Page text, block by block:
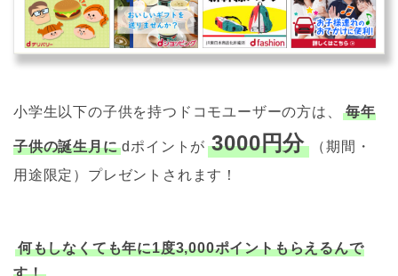
小学生以下の子供を持つドコモユーザーの方は、 毎年
子供の誕生月に dポイントが 3000円分
（期間・
用途限定）プレゼントされます！
何もしなくても年に1度3,000ポイントもらえるんで
す！